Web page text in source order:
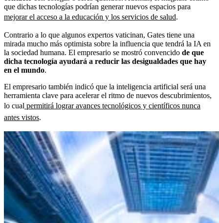
que dichas tecnologías podrían generar nuevos espacios para
mejorar el acceso a la educación y los servicios de salud.
Contrario a lo que algunos expertos vaticinan, Gates tiene una
mirada mucho más optimista sobre la influencia que tendrá la IA en
la sociedad humana. El empresario se mostró convencido de que
dicha tecnología ayudará a reducir las desigualdades que hay
en el mundo.
El empresario también indicó que la inteligencia artificial será una
herramienta clave para acelerar el ritmo de nuevos descubrimientos,
lo cual permitirá lograr avances tecnológicos y científicos nunca
antes vistos.